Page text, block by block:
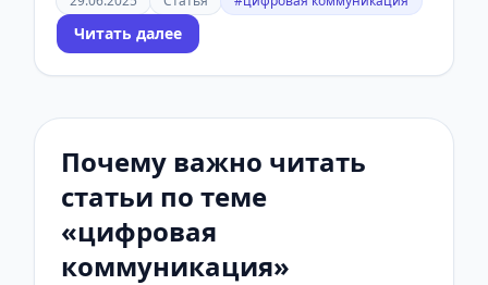
Читать далее
Почему важно читать
статьи по теме
«цифровая
коммуникация»